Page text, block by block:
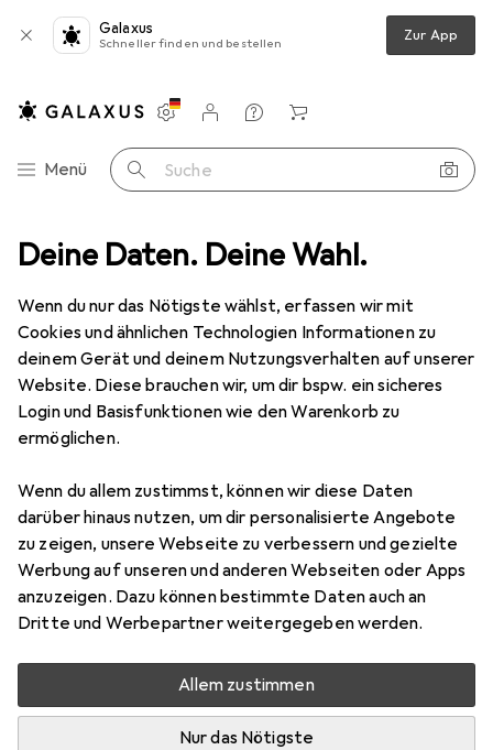
Deine Daten. Deine Wahl.
Wenn du nur das Nötigste wählst, erfassen wir mit
Cookies und ähnlichen Technologien Informationen zu
deinem Gerät und deinem Nutzungsverhalten auf unserer
Website. Diese brauchen wir, um dir bspw. ein sicheres
Login und Basisfunktionen wie den Warenkorb zu
ermöglichen.
Wenn du allem zustimmst, können wir diese Daten
darüber hinaus nutzen, um dir personalisierte Angebote
zu zeigen, unsere Webseite zu verbessern und gezielte
Werbung auf unseren und anderen Webseiten oder Apps
anzuzeigen. Dazu können bestimmte Daten auch an
Dritte und Werbepartner weitergegeben werden.
Allem zustimmen
Nur das Nötigste
Galaxus
Schneller finden und bestellen Zur App
Navigation nach Kategorien
Menü Suche
Einstellungen
Kundenkonto
Vergleichslisten
Merklisten
Warenkorb
Smartphone Schutzfolie Dipos Displayschutzfolie Crystalclear
5 Bilder
DiposDisplayschutzfolie Crystalclear
Preis in EUR inkl. MwSt.
EUR
5,89
Bewertungen Marke
Mehr von Dipos
Di, 11.8. geliefert
Mehr als 10 Stück an Lager beim Drittanbieter
Lieferort angeben für genaue Lieferzeit